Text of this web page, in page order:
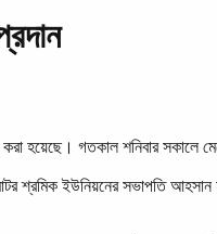
হয়েছে। গতকাল শনিবার
ইউনিয়নের সভাপতি আহসান